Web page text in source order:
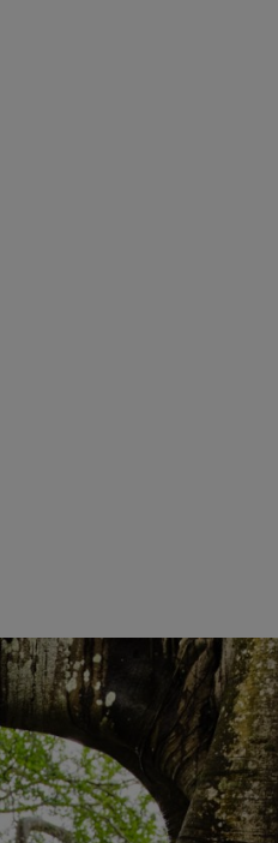
empresa para proteger el clima.